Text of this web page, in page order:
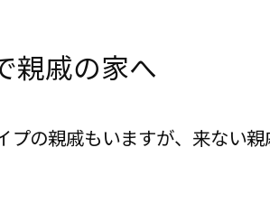
親戚の家へ
プの親戚もいますが、来ない